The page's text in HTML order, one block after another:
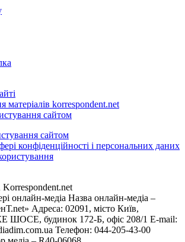
матеріалів korrespondent.net
сайтом
сайтом
конфіденційності і персональних даних
онлайн-медіа Назва онлайн-медіа –
Адреса: 02091, місто Київ,
ШОСЕ, будинок 172-Б, офіс 208/1 E-mail:
Телефон: 044-205-43-00